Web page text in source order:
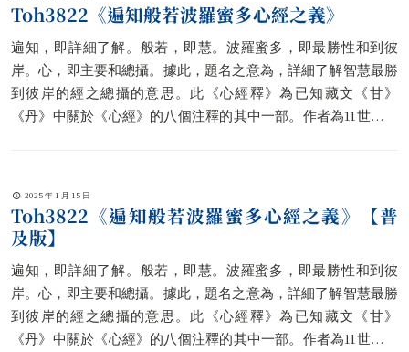
Toh3822《遍知般若波羅蜜多心經之義》
遍知，即詳細了解。般若，即慧。波羅蜜多，即最勝性和到彼
岸。心，即主要和總攝。據此，題名之意為，詳細了解智慧最勝
到彼岸的經之總攝的意思。此《心經釋》為已知藏文《甘》
《丹》中關於《心經》的八個注釋的其中一部。作者為11世紀的
比經咒釋也被後來如格西語自在教增等採用。另有說此師曾教西
藏譯師鄂・洛丹喜饒《辨法法性論》。
2025 年 1 月 15 日
Toh3822《遍知般若波羅蜜多心經之義》【普
及版】
遍知，即詳細了解。般若，即慧。波羅蜜多，即最勝性和到彼
岸。心，即主要和總攝。據此，題名之意為，詳細了解智慧最勝
到彼岸的經之總攝的意思。此《心經釋》為已知藏文《甘》
《丹》中關於《心經》的八個注釋的其中一部。作者為11世紀的